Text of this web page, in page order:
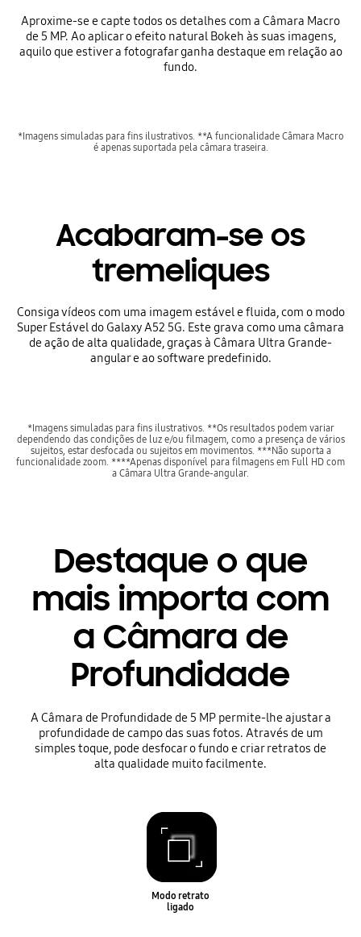
Aproxime-se e capte todos os detalhes com a Câmara Macro
de 5 MP. Ao aplicar o efeito natural Bokeh às suas imagens,
aquilo que estiver a fotografar ganha destaque em relação ao
fundo.
*Imagens simuladas para fins ilustrativos. **A funcionalidade Câmara Macro
é apenas suportada pela câmara traseira.
Acabaram-se os
tremeliques
Consiga vídeos com uma imagem estável e fluida, com o modo
Super Estável do Galaxy A52 5G. Este grava como uma câmara
de ação de alta qualidade, graças à Câmara Ultra Grande-
angular e ao software predefinido.
*Imagens simuladas para fins ilustrativos. **Os resultados podem variar
dependendo das condições de luz e/ou filmagem, como a presença de vários
sujeitos, estar desfocada ou sujeitos em movimentos. ***Não suporta a
funcionalidade zoom. ****Apenas disponível para filmagens em Full HD com
a Câmara Ultra Grande-angular.
Destaque o que
mais importa com
a Câmara de
Profundidade
A Câmara de Profundidade de 5 MP permite-lhe ajustar a
profundidade de campo das suas fotos. Através de um
simples toque, pode desfocar o fundo e criar retratos de
alta qualidade muito facilmente.
Modo retrato
ligado